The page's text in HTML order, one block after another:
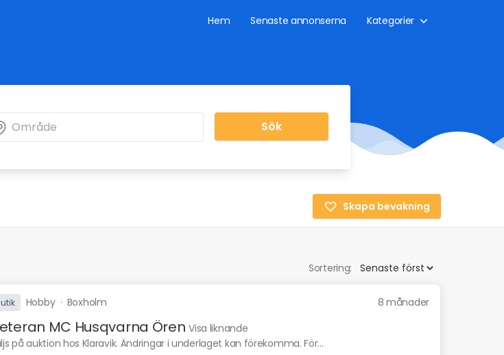
Hem Senaste annonserna Kategorier
Sök
Skapa bevakning
Sortering:
Hobby· Boxholm 8 månader
MC Husqvarna Ören Visa liknande
på auktion hos Klaravik. Ändringar i underlaget kan förekomma. För...